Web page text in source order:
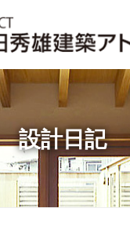
設計日記